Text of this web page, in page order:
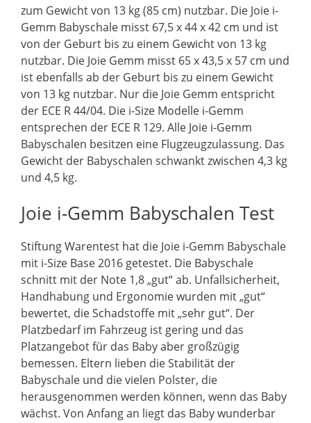
zum Gewicht von 13 kg (85 cm) nutzbar. Die Joie i-
Gemm Babyschale misst 67,5 x 44 x 42 cm und ist
von der Geburt bis zu einem Gewicht von 13 kg
nutzbar. Die Joie Gemm misst 65 x 43,5 x 57 cm und
ist ebenfalls ab der Geburt bis zu einem Gewicht
von 13 kg nutzbar. Nur die Joie Gemm entspricht
der ECE R 44/04. Die i-Size Modelle i-Gemm
entsprechen der ECE R 129. Alle Joie i-Gemm
Babyschalen besitzen eine Flugzeugzulassung. Das
Gewicht der Babyschalen schwankt zwischen 4,3 kg
und 4,5 kg.
Joie i-Gemm Babyschalen Test
Stiftung Warentest hat die Joie i-Gemm Babyschale
mit i-Size Base 2016 getestet. Die Babyschale
schnitt mit der Note 1,8 „gut“ ab. Unfallsicherheit,
Handhabung und Ergonomie wurden mit „gut“
bewertet, die Schadstoffe mit „sehr gut“. Der
Platzbedarf im Fahrzeug ist gering und das
Platzangebot für das Baby aber großzügig
bemessen. Eltern lieben die Stabilität der
Babyschale und die vielen Polster, die
herausgenommen werden können, wenn das Baby
wächst. Von Anfang an liegt das Baby wunderbar